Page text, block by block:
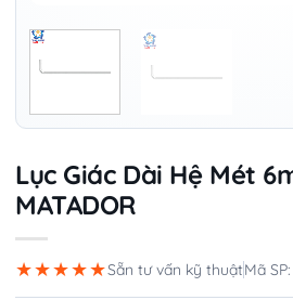
Lục Giác Dài Hệ Mét
MATADOR
★★★★★Sẵn tư vấn kỹ thuậtMã